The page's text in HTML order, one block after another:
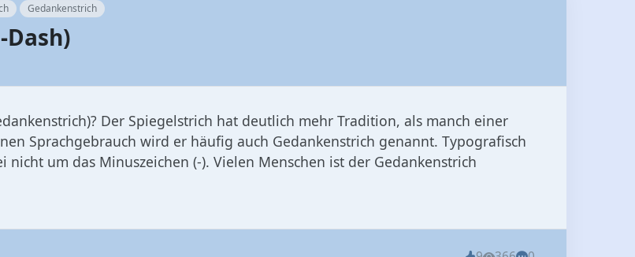
Gedankenstrich
Der Spiegelstrich hat deutlich mehr Tradition, als manch einer
Sprachgebrauch wird er häufig auch Gedankenstrich genannt. Typografisch
nicht um das Minuszeichen (-). Vielen Menschen ist der Gedankenstrich